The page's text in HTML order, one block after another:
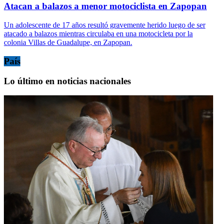
Atacan a balazos a menor motociclista en Zapopan
Un adolescente de 17 años resultó gravemente herido luego de ser
atacado a balazos mientras circulaba en una motocicleta por la
colonia Villas de Guadalupe, en Zapopan.
País
Lo último en noticias nacionales